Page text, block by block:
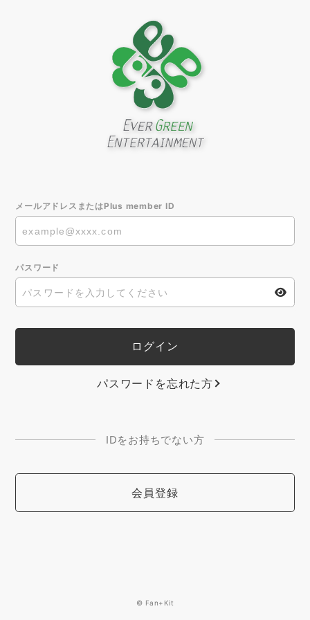
メールアドレスまたはPlus member ID
パスワード
パスワードを忘れた方
IDをお持ちでない方
会員登録
© Fan+Kit